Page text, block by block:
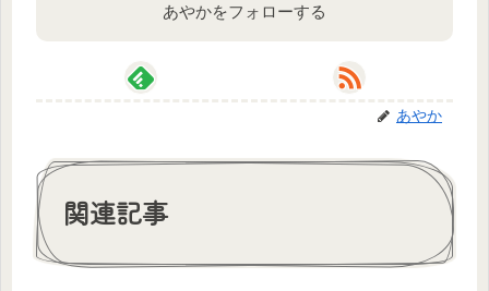
あやかをフォローする
あやか
関連記事